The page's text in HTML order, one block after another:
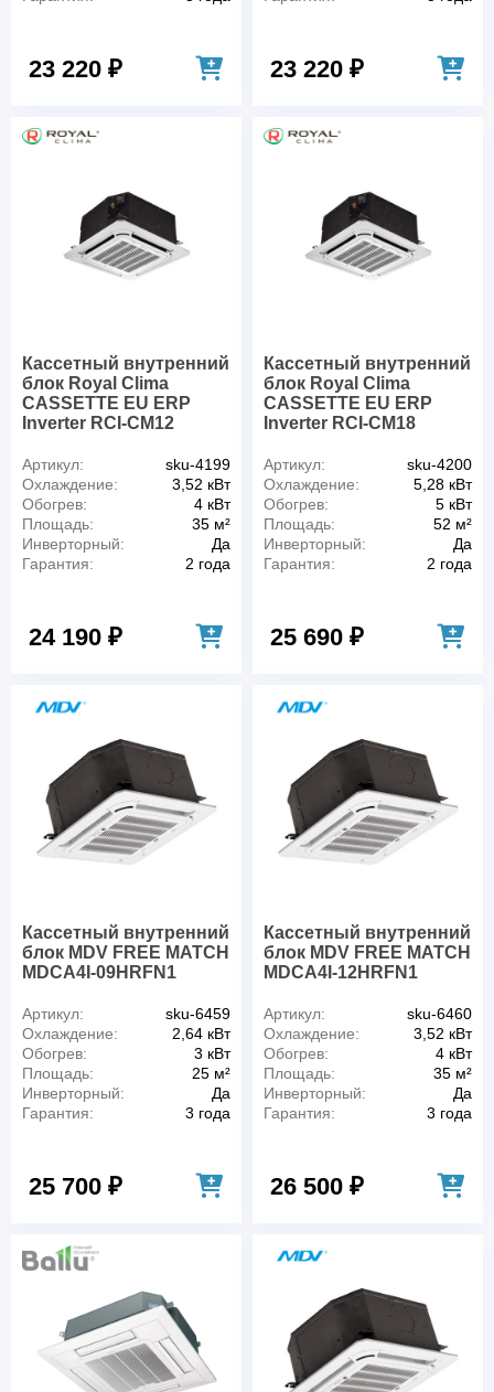
23 220 ₽ 23 220 ₽
Кассетный внутренний
блок Royal Clima
CASSETTE EU ERP
Inverter RCI-CM12
Артикул:
sku-4199
Охлаждение:
3,52 кВт
Обогрев:
4 кВт
Площадь:
35 м²
Инверторный:
Да
Гарантия:
2 года
24 190 ₽
Кассетный внутренний
блок Royal Clima
CASSETTE EU ERP
Inverter RCI-CM18
Артикул:
sku-4200
Охлаждение:
5,28 кВт
Обогрев:
5 кВт
Площадь:
52 м²
Инверторный:
Да
Гарантия:
2 года
25 690 ₽
Кассетный внутренний
блок MDV FREE MATCH
MDCA4I-09HRFN1
Артикул:
sku-6459
Охлаждение:
2,64 кВт
Обогрев:
3 кВт
Площадь:
25 м²
Инверторный:
Да
Гарантия:
3 года
25 700 ₽
Кассетный внутренний
блок MDV FREE MATCH
MDCA4I-12HRFN1
Артикул:
sku-6460
Охлаждение:
3,52 кВт
Обогрев:
4 кВт
Площадь:
35 м²
Инверторный:
Да
Гарантия:
3 года
26 500 ₽